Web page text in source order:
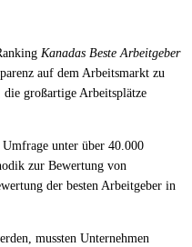
Kanadas Beste Arbeitgeber
auf dem Arbeitsmarkt zu
großartige Arbeitsplätze
Umfrage unter über 40.000
zur Bewertung von
der besten Arbeitgeber in
mussten Unternehmen